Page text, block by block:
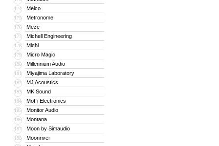
174 Melco
175 Metronome
176 Meze
177 Michell Engineering
178 Michi
179 Micro Magic
180 Millennium Audio
181 Miyajima Laboratory
182 MJ Acoustics
183 MK Sound
184 MoFi Electronics
185 Monitor Audio
186 Montana
187 Moon by Simaudio
188 Moonriver